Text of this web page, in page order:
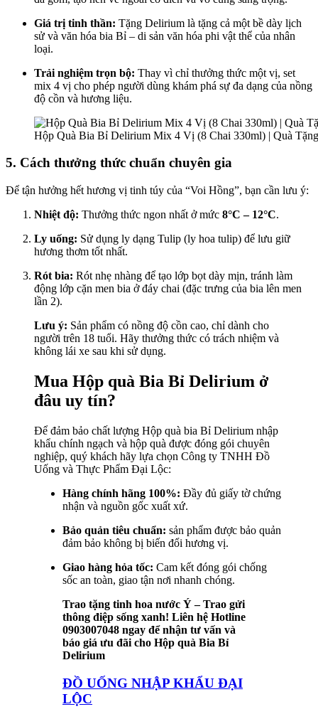
Giá trị tinh thần: Tặng Delirium là tặng cả một bề dày lịch
sử và văn hóa bia Bỉ – di sản văn hóa phi vật thể của nhân
loại.
Trải nghiệm trọn bộ: Thay vì chỉ thưởng thức một vị, set
mix 4 vị cho phép người dùng khám phá sự đa dạng của nồng
độ cồn và hương liệu.
Hộp Quà Bia Bỉ Delirium Mix 4 Vị (8 Chai 330ml) | Quà
5. Cách thưởng thức chuẩn chuyên gia
Để tận hưởng hết hương vị tinh túy của “Voi Hồng”, bạn cần lưu ý:
Nhiệt độ: Thưởng thức ngon nhất ở mức 8°C – 12°C.
Ly uống: Sử dụng ly dạng Tulip (ly hoa tulip) để lưu giữ
hương thơm tốt nhất.
Rót bia: Rót nhẹ nhàng để tạo lớp bọt dày mịn, tránh làm
động lớp cặn men bia ở đáy chai (đặc trưng của bia lên men
lần 2).
Lưu ý: Sản phẩm có nồng độ cồn cao, chỉ dành cho
người trên 18 tuổi. Hãy thưởng thức có trách nhiệm và
không lái xe sau khi sử dụng.
Mua Hộp quà Bia Bỉ Delirium ở
đâu uy tín?
Để đảm bảo chất lượng Hộp quà bia Bỉ Delirium nhập
khẩu chính ngạch và hộp quà được đóng gói chuyên
nghiệp, quý khách hãy lựa chọn Công ty TNHH Đồ
Uống và Thực Phẩm Đại Lộc:
Hàng chính hãng 100%: Đầy đủ giấy tờ chứng
nhận và nguồn gốc xuất xứ.
Bảo quản tiêu chuẩn: sản phẩm được bảo quản
đảm bảo không bị biến đổi hương vị.
Giao hàng hỏa tốc: Cam kết đóng gói chống
sốc an toàn, giao tận nơi nhanh chóng.
Trao tặng tinh hoa nước Ý – Trao gửi
thông điệp sống xanh! Liên hệ Hotline
0903007048 ngay để nhận tư vấn và
báo giá ưu đãi cho Hộp quà Bia Bỉ
Delirium
ĐỒ UỐNG NHẬP KHẨU ĐẠI
LỘC